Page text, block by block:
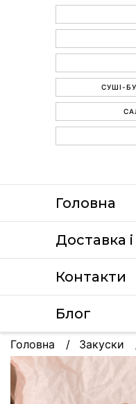
СУШІ-
Головна
Доставка
Контакти
Блог
Головна Закуски